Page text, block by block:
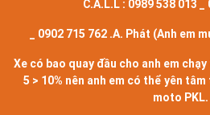
C.A.L.L : 0989 538 013
_ 0902 715 762 .A. Phát (Anh em
Xe có bao quay đầu cho anh em
5 > 10% nên anh em có thể yên
moto PKL‭.